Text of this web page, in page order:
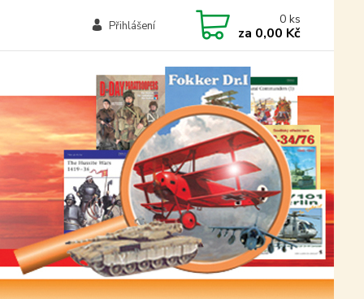
Přihlášení 0 ks
za 0,00 Kč